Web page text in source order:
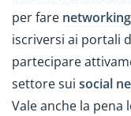
per fare networking
iscriversi ai portali
partecipare
settore sui social
Vale anche la